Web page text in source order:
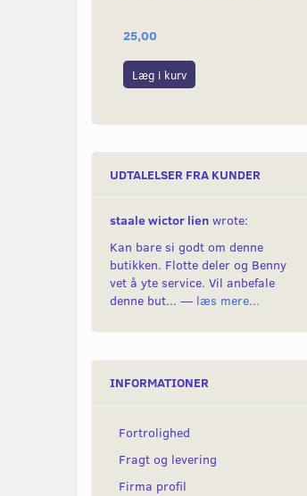
25,00
Læg i kurv
UDTALELSER FRA KUNDER
staale wictor lien wrote:
Kan bare si godt om denne
butikken. Flotte deler og Benny
vet å yte service. Vil anbefale
denne but... — læs mere...
INFORMATIONER
Fortrolighed
Fragt og levering
Firma profil